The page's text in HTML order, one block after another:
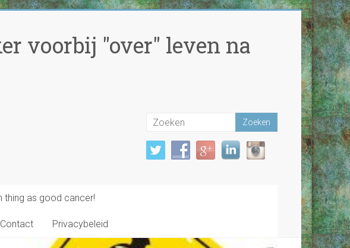
voorbij "over" leven na
thing as good cancer!
Contact Privacybeleid